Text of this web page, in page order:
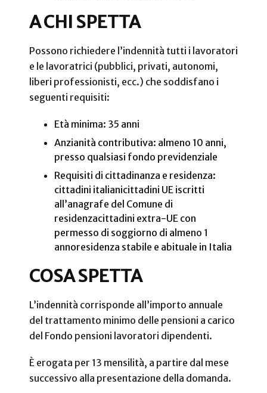
A CHI SPETTA
Possono richiedere l’indennità tutti i lavoratori
e le lavoratrici (pubblici, privati, autonomi,
liberi professionisti, ecc.) che soddisfano i
seguenti requisiti:
Età minima: 35 anni
Anzianità contributiva: almeno 10 anni,
presso qualsiasi fondo previdenziale
Requisiti di cittadinanza e residenza:
cittadini italianicittadini UE iscritti
all’anagrafe del Comune di
residenzacittadini extra-UE con
permesso di soggiorno di almeno 1
annoresidenza stabile e abituale in Italia
COSA SPETTA
L’indennità corrisponde all’importo annuale
del trattamento minimo delle pensioni a carico
del Fondo pensioni lavoratori dipendenti.
È erogata per 13 mensilità, a partire dal mese
successivo alla presentazione della domanda.